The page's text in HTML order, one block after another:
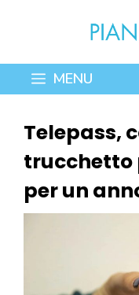
contenuto
MENU
Telepass,
trucchetto
per un